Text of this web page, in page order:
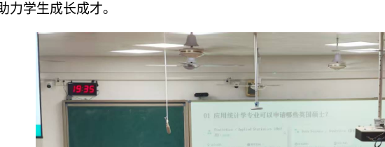
力学生成长成才。